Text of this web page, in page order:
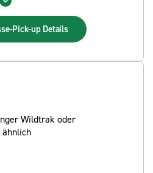
Pick-up Details